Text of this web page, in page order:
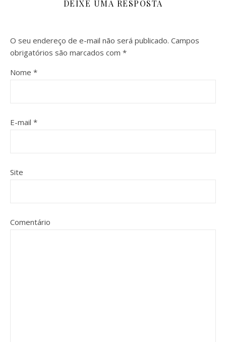
DEIXE UMA RESPOSTA
O seu endereço de e-mail não será publicado. Campos
obrigatórios são marcados com *
Nome *
E-mail *
Site
Comentário